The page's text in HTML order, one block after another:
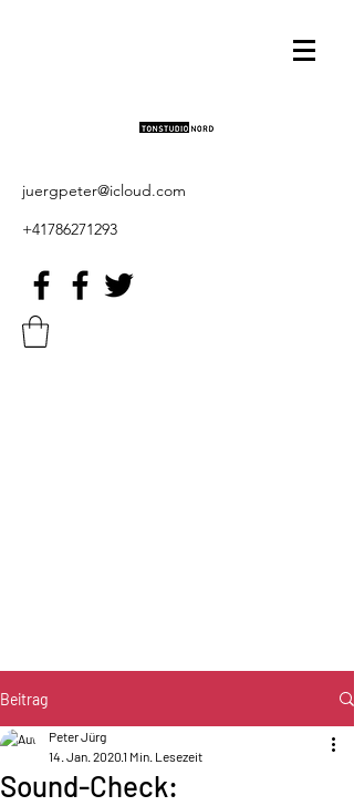
juergpeter@icloud.com
+41786271293
Beitrag
Sound-Check:
Peter Jürg
14. Jan. 20201 Min. Lesezeit